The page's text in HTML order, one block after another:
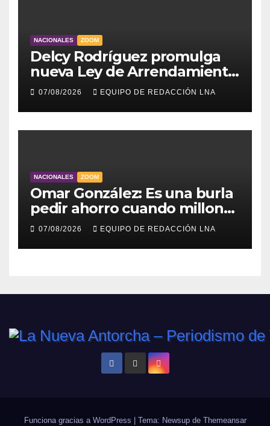
NACIONALES ZOOM
Delcy Rodríguez promulga
nueva Ley de Arrendamiento
para atender a familias
damnificadas
07/08/2026 EQUIPO DE REDACCIÓN LNA
NACIONALES ZOOM
Omar González: Es una burla
pedir ahorro cuando millones
viven sin luz y sin agua
07/08/2026 EQUIPO DE REDACCIÓN LNA
Funciona gracias a WordPress Tema: Newsup de Themeansar